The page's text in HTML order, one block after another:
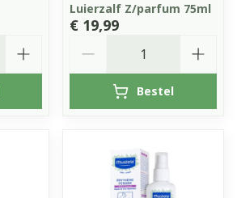
Luierzalf Z/parfum 75ml
€ 19,99
Bestel